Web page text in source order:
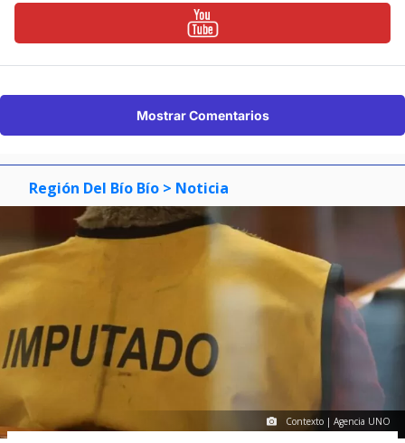
Mostrar Comentarios
Región Del Bío Bío > Noticia
Contexto | Agencia UNO